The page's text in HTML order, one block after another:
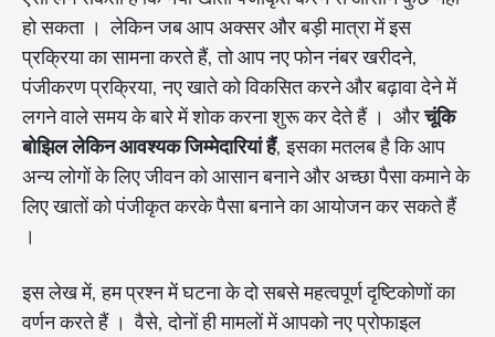
हो सकता । लेकिन जब आप अक्सर और बड़ी मात्रा में इस
प्रक्रिया का सामना करते हैं, तो आप नए फोन नंबर खरीदने,
पंजीकरण प्रक्रिया, नए खाते को विकसित करने और बढ़ावा देने में
लगने वाले समय के बारे में शोक करना शुरू कर देते हैं । औरचूंकि
बोझिल लेकिन आवश्यक जिम्मेदारियां हैं, इसका मतलब है कि आप
अन्य लोगों के लिए जीवन को आसान बनाने और अच्छा पैसा कमाने के
लिए खातों को पंजीकृत करके पैसा बनाने का आयोजन कर सकते हैं
।
इस लेख में, हम प्रश्न में घटना के दो सबसे महत्वपूर्ण दृष्टिकोणों का
वर्णन करते हैं । वैसे, दोनों ही मामलों में आपको नए प्रोफाइल